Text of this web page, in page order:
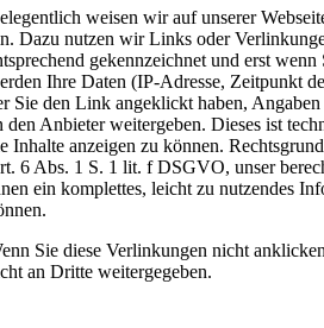
weisen wir auf unserer
Dazu nutzen wir Links oder
gekennzeichnet und erst
Ihre Daten (IP-Adresse, Zeitpunkt
Sie den Link angeklickt haben,
den Anbieter weitergeben. Dieses ist
Inhalte anzeigen zu können.
6 Abs. 1 S. 1 lit. f DSGVO, unser
ein komplettes, leicht zu nutzendes
Sie diese Verlinkungen nicht
an Dritte weitergegeben.